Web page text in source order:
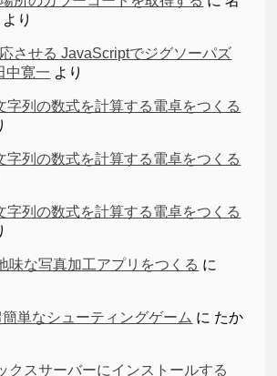
より
させる JavaScriptでジグソーパズ
中寛一 より
字列の数式を計算する電卓をつくる
字列の数式を計算する電卓をつくる
字列の数式を計算する電卓をつくる
味な写真加工アプリをつくる に
単なシューティングゲーム に たか
クスサーバーにインストールする